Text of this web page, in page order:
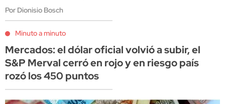
Por Dionisio Bosch
Minuto a minuto
Mercados: el dólar oficial volvió a subir, el
S&P Merval cerró en rojo y en riesgo país
rozó los 450 puntos